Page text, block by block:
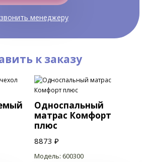
менеджеру
к заказу
Односпальный
матрас Комфорт
плюс
8873 ₽
Модель: 600300